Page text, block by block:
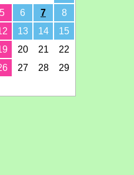
5 6 7
8
13 14
15
20 21
22
27 28
29